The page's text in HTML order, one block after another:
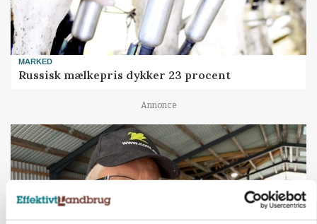
MARKED
Russisk mælkepris dykker 23 procent
Annonce